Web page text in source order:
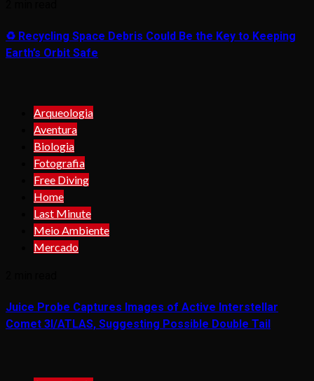
♻️ Recycling Space Debris Could Be the Key to Keeping
Earth’s Orbit Safe
Arqueologia
Aventura
Biologia
Fotografia
Free Diving
Home
Last Minute
Meio Ambiente
Mercado
Juice Probe Captures Images of Active Interstellar
Comet 3I/ATLAS, Suggesting Possible Double Tail